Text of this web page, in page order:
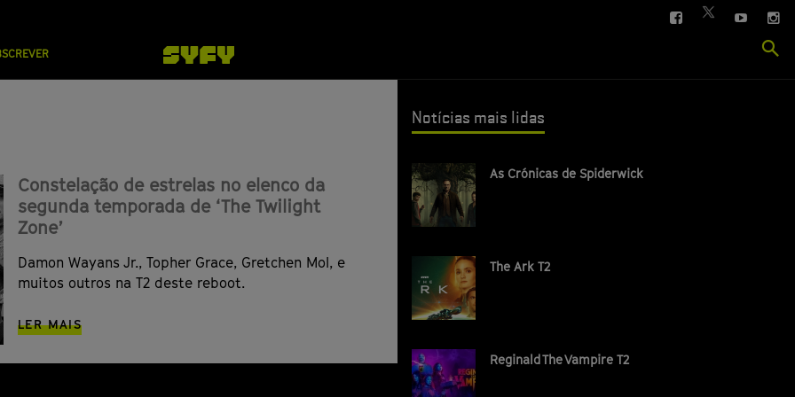
FACEBOOK
TWITTER
YOUTUBE
Constelação de estrelas no elenco da
segunda temporada de ‘The Twilight
Zone’
Damon Wayans Jr., Topher Grace, Gretchen Mol, e
muitos outros na T2 deste reboot.
LER MAIS
Notícias mais lidas
As Crónicas de Spiderwick
The Ark T2
Reginald The Vampire T2